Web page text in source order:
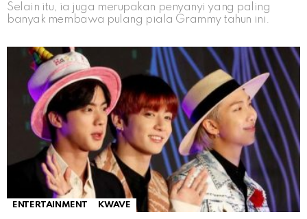
Selain itu, ia juga merupakan penyanyi yang paling
banyak membawa pulang piala Grammy tahun ini.
ENTERTAINMENT KWAVE